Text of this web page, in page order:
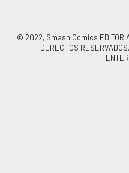
© 2022, Smash Comics
DERECHOS